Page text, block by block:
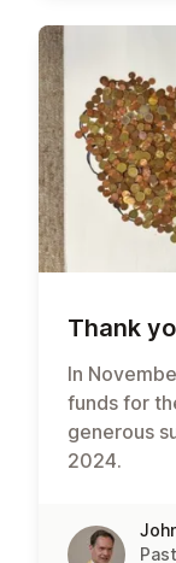
Thank
In
funds for
generous
2024.